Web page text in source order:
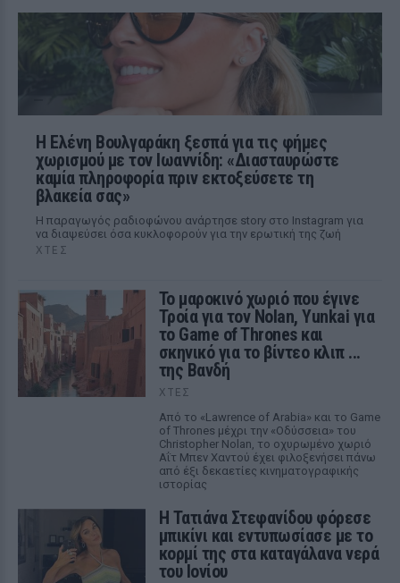
Η Ελένη Βουλγαράκη ξεσπά για τις φήμες
χωρισμού με τον Ιωαννίδη: «Διασταυρώστε
καμία πληροφορία πριν εκτοξεύσετε τη
βλακεία σας»
Η παραγωγός ραδιοφώνου ανάρτησε story στο Instagram για
να διαψεύσει όσα κυκλοφορούν για την ερωτική της ζωή
ΧΤΕΣ
Το μαροκινό χωριό που έγινε
Τροία για τον Nolan, Yunkai για
το Game of Thrones και
σκηνικό για το βίντεο κλιπ ...
της Βανδή
ΧΤΕΣ
Από το «Lawrence of Arabia» και το Game
of Thrones μέχρι την «Οδύσσεια» του
Christopher Nolan, το οχυρωμένο χωριό
Αΐτ Μπεν Χαντού έχει φιλοξενήσει πάνω
από έξι δεκαετίες κινηματογραφικής
ιστορίας
Η Τατιάνα Στεφανίδου φόρεσε
μπικίνι και εντυπωσίασε με το
κορμί της στα καταγάλανα νερά
του Ιονίου